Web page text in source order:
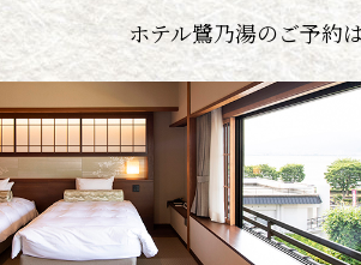
ホテル鷺乃湯のご予約